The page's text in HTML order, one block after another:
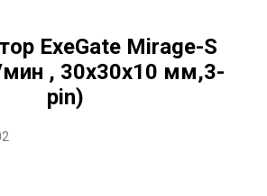
ExeGate Mirage-S
, 30x30x10 мм,3-
pin)